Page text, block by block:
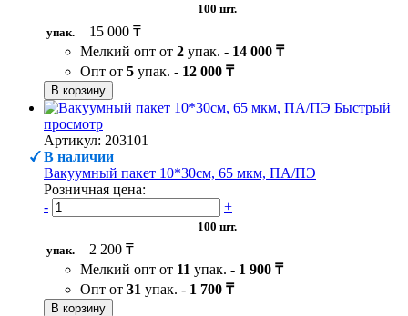
100 шт.
упак.
15 000 ₸
Мелкий опт от 2 упак. - 14 000 ₸
Опт от 5 упак. - 12 000 ₸
В корзину
Быстрый
просмотр
Артикул: 203101
В наличии
Вакуумный пакет 10*30см, 65 мкм, ПА/ПЭ
Розничная цена:
-
+
100 шт.
упак.
2 200 ₸
Мелкий опт от 11 упак. - 1 900 ₸
Опт от 31 упак. - 1 700 ₸
В корзину